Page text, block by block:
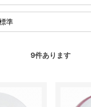
9件あります